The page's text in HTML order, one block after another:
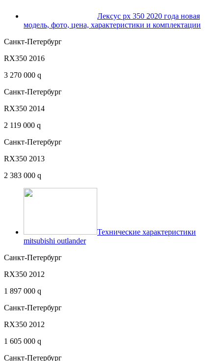
Лексус рх 350 2020 года новая
модель, фото, цена, характеристики и комплектации
Санкт-Петербург
RX350 2016
3 270 000 q
Санкт-Петербург
RX350 2014
2 119 000 q
Санкт-Петербург
RX350 2013
2 383 000 q
Технические характеристики
mitsubishi outlander
Санкт-Петербург
RX350 2012
1 897 000 q
Санкт-Петербург
RX350 2012
1 605 000 q
Санкт-Петербург